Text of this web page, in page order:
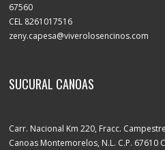
67560
CEL 8261017516
zeny.capesa@viverolosencinos.com
SUCURAL CANOAS
Carr. Nacional Km 220, Fracc.
Canoas Montemorelos, N.L. C.P. 67610